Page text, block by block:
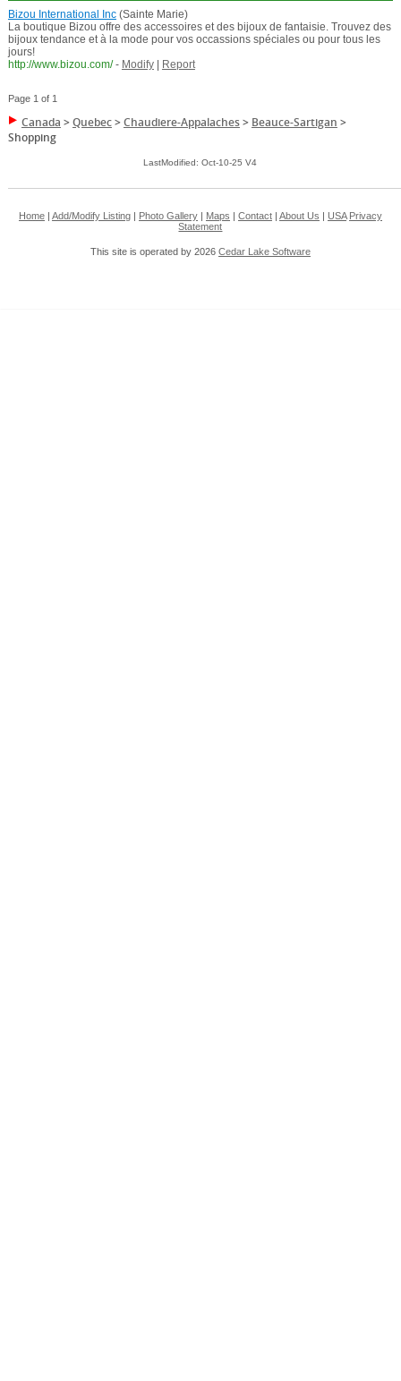
Bizou International Inc(Sainte Marie)
La boutique Bizou offre des accessoires et des bijoux de fantaisie. Trouvez des
bijoux tendance et à la mode pour vos occassions spéciales ou pour tous les
jours!
http://www.bizou.com/ - Modify| Report
Page 1 of 1
Canada >Quebec>Chaudiere-Appalaches> Beauce-Sartigan >
Shopping
LastModified: Oct-10-25 V4
Home| Add/Modify Listing| Photo Gallery| Maps Contact| About Us USA Privacy
Statement
This site is operated by 2026 Cedar Lake Software